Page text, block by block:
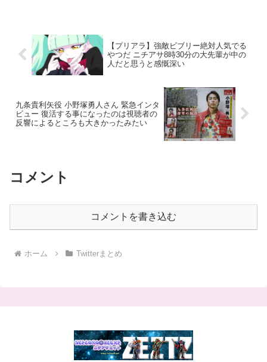
【プリアラ】強敵ビブリー絶対人気でる
やつだ ニチアサ8時30分の大先輩が中の
人だと思うと感慨深い
九条貴利矢役 小野塚勇人さん 緊急インタ
ビュー 復活する事になったのは視聴者の
反響によるところも大きかったみたい
コメント
コメントを書き込む
ホーム Twitterまとめ